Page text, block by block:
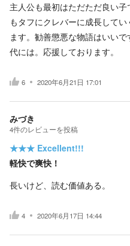
主人公も最初はただただ良い
もタフにクレバーに成長して
ます。勧善懲悪な物語はいい
代には。応援しております。
6 2020年6月21日 17:01
みづき
4件のレビューを投稿
★★★ Excellent!!!
軽快で爽快！
長いけど、読む価値ある。
4 2020年6月17日 14:44